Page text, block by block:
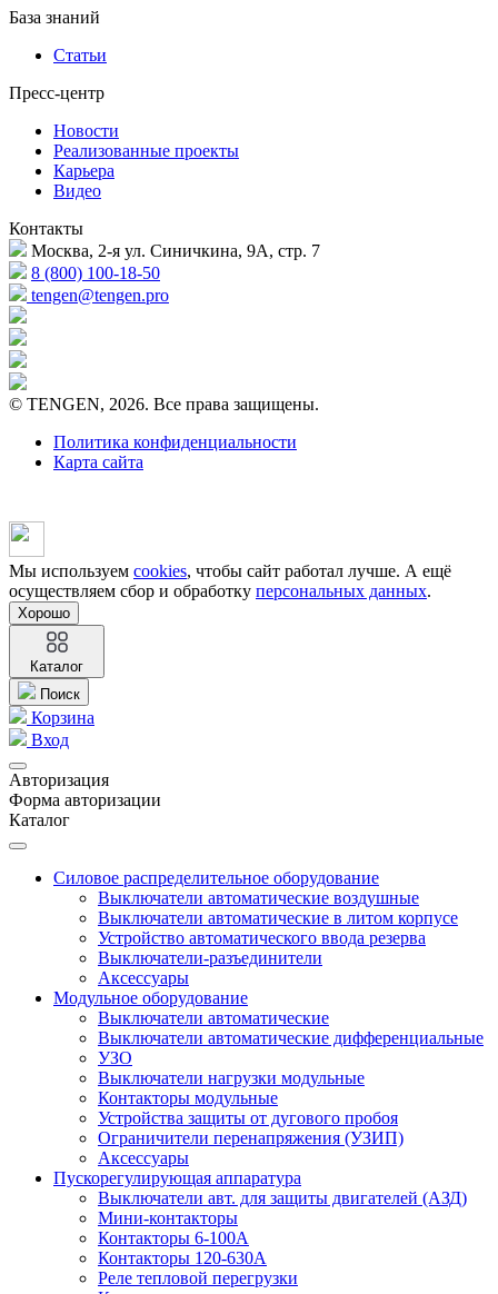
База знаний
Статьи
Пресс-центр
Новости
Реализованные проекты
Карьера
Видео
Контакты
Москва, 2-я ул. Синичкина, 9А, стр. 7
8 (800) 100-18-50
tengen@tengen.pro
© TENGEN, 2026. Все права защищены.
Политика конфиденциальности
Карта сайта
Мы используем cookies, чтобы сайт работал лучше. А ещё
осуществляем сбор и обработку персональных данных.
Хорошо
Каталог
Поиск
Корзина
Вход
Авторизация
Форма авторизации
Каталог
Силовое распределительное оборудование
Выключатели автоматические воздушные
Выключатели автоматические в литом корпусе
Устройство автоматического ввода резерва
Выключатели-разъединители
Аксессуары
Модульное оборудование
Выключатели автоматические
Выключатели автоматические дифференциальные
УЗО
Выключатели нагрузки модульные
Контакторы модульные
Устройства защиты от дугового пробоя
Ограничители перенапряжения (УЗИП)
Аксессуары
Пускорегулирующая аппаратура
Выключатели авт. для защиты двигателей (АЗД)
Мини-контакторы
Контакторы 6-100А
Контакторы 120-630A
Реле тепловой перегрузки